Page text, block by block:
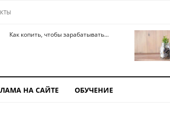
Как копить, чтобы зарабатывать...
НА САЙТЕ ОБУЧЕНИЕ